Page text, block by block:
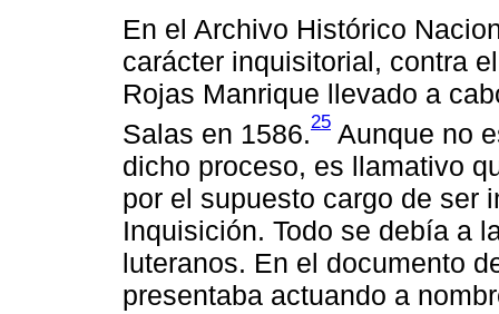
En el Archivo Histórico
carácter inquisitorial, contra
Rojas Manrique llevado a
Salas en 1586.25 Aunque no
dicho proceso, es llamativo
por el supuesto cargo de ser
Inquisición. Todo se debía a
luteranos. En el documento
presentaba actuando a